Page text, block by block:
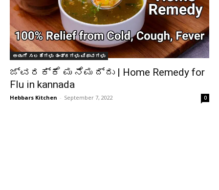
ಅಡುಗೆ ಸಲಹೆಗಳು ತಂತ್ರಗಳು ವಿಧಾನಗಳು
ಜ್ವರಕ್ಕೆ ಮನೆಮದ್ದು | Home Remedy for
Flu in kannada
Hebbars Kitchen - September 7, 2022 0